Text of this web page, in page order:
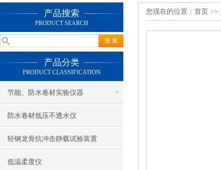
产品搜索
PRODUCT SEARCH
产品分类
PRODUCT CLASSIFICATION
节能、防水卷材实验仪器
防水卷材低压不透水仪
轻钢龙骨抗冲击静载试验装置
低温柔度仪
您现在的位置： 首页 >>